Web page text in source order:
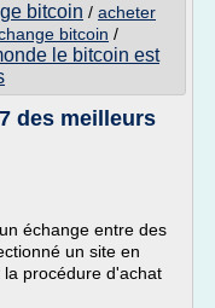
bitcoin / acheter
bitcoin /
le bitcoin est
des meilleurs
échange entre des
un site en
procédure d'achat